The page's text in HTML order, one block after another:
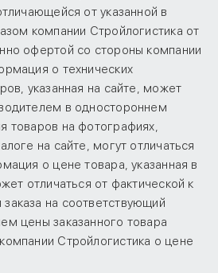
от указанной в
компании Стройлогистика от
офертой со стороны компании
о технических
указанная на сайте, может
в одностороннем
товаров на фотографиях,
на сайте, могут отличаться
о цене товара, указанная в
отличаться от фактической к
на соответствующий
цены заказанного товара
Стройлогистика о цене